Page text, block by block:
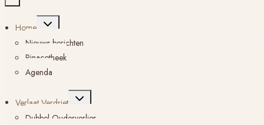
Home
Toggle
submenu
Nieuws berichten
Pinacotheek
Agenda
Verlaat Verdriet
Toggle
submenu
Dubbel Ouderverlies